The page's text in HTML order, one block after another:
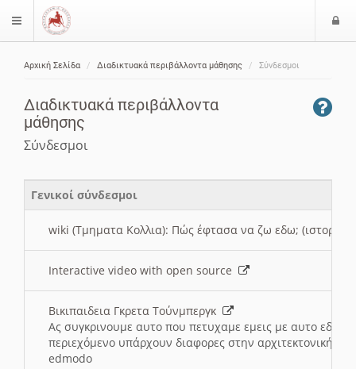
$langMenu
Αρχική Σελίδα Διαδικτυακά περιβάλλοντα μάθησης Σύνδεσμοι
Διαδικτυακά περιβάλλοντα
μάθησης
Σύνδεσμοι
Γενικοί σύνδεσμοι
wiki (Τμηματα Κολλια): Πώς έφτασα να ζω εδω; (ιστορια)
Interactive video with open source
Βικιπαιδεια Γκρετα Τούνμπεργκ
Ας συγκρινουμε αυτο που πετυχαμε εμεις με αυτο εδω
περιεχόμενο υπάρχουν διαφορες στην αρχιτεκτονική
edmodo